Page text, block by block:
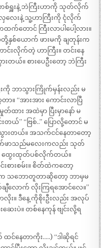
စ်ရှူးနဲ့ ဘဲကြီးဟာကို သုတ်လိုက်
လှလေးနဲ့ သူ့ဟာကြီးကို ငုံလိုက်
တောင် ကြီးလာပါပေါ့လား။
တို့နှစ်ယောက် ဖားမကို ချတုန်းက
ာင်းလိုက်တဲ့ ဟာကြီး။ တင်းနေ
တယ်။ စားပေဦးတော့ ဘဲကြီး
ဘာသွားကြိုက်မှန်းလည်း မ
ာ။ “အားအား ကောင်းလာပြီ
တ်ထား အထဲမှာ ပြီးမှာနော် မ
” “ဗြစ်..” ပြောလို့တောင် မ
သွားတယ်။ အသက်ငင်နေတာတော့
ာက်ဖာသည်မလေးကလည်း သုတ်
ထွေးထုတ်ပစ်လိုက်တယ်။
င်းစားစမ်း။ စိတ်ထဲကတော့
က သဘောတူတာဆိုတော့ ဘာမှမ
ျီလောက် လိုးကြရအောင်လေ။”
း။ ဒီနေ့ ကိုစိုးဦးလည်း အလုပ်
းပဲ။ တစ်နေကုန် ဗျင်းလို့ရ
င်နေတာကိုး…..) “ဒါဆိုရင်